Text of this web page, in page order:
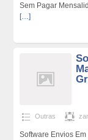
Sem Pagar
[…]
Outras
Software Envios